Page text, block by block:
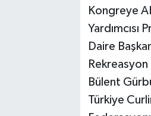
Kongreye
Daire
Rekreasyon
Bülent
Türkiye